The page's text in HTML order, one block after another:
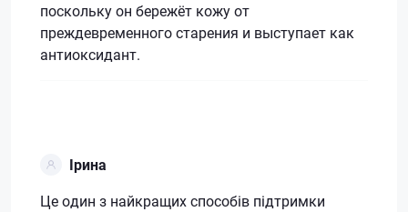
поскольку он бережёт кожу от
преждевременного старения и выступает как
антиоксидант.
Ірина
Це один з найкращих способів підтримки